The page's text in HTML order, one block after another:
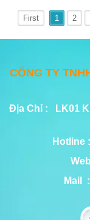
First 1 2
CÔNG TY
Địa Chỉ : LK01
Hotline
Mail